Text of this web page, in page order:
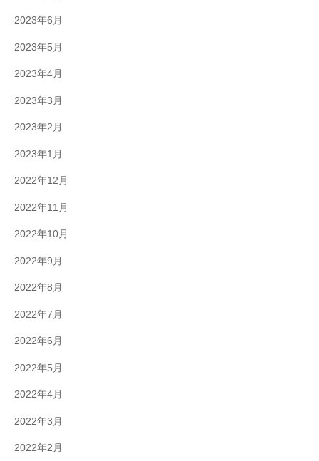
2023年6月
2023年5月
2023年4月
2023年3月
2023年2月
2023年1月
2022年12月
2022年11月
2022年10月
2022年9月
2022年8月
2022年7月
2022年6月
2022年5月
2022年4月
2022年3月
2022年2月